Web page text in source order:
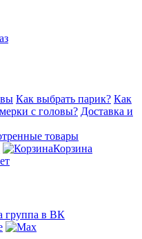
Как выбрать парик? Как
с головы? Доставка и
Корзина